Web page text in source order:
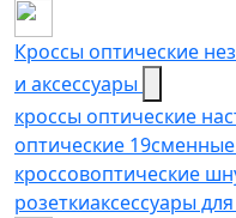
Кроссы оптические
и аксессуары
кроссы оптические
оптические 19сменные
кроссовоптические
розеткиаксессуары